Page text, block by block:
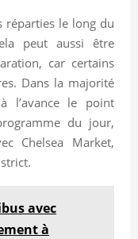
réparties le long du
peut aussi être
car certains
Dans la majorité
l’avance le point
du jour,
Chelsea Market,
avec
à